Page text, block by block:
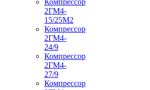
Компрессор
2ГМ4-
15/25М2
Компрессор
2ГМ4-
24/9
Компрессор
2ГМ4-
27/9
Компрессор